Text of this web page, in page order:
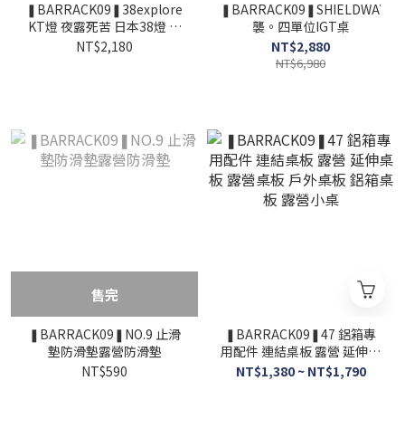
❚BARRACK09❚38explore
KT燈 夜露死苦 日本38燈 露
營燈
NT$2,180
❚BARRACK09❚SHIELDWAVE-
襲。四單位IGT桌
NT$2,880
NT$6,980
售完
❚BARRACK09❚NO.9 止滑
墊防滑墊露營防滑墊
NT$590
❚BARRACK09❚47 鋁箱專
用配件 連結桌板 露營 延伸桌
板 露營桌板 戶外桌板 鋁箱桌
NT$1,380 ~ NT$1,790